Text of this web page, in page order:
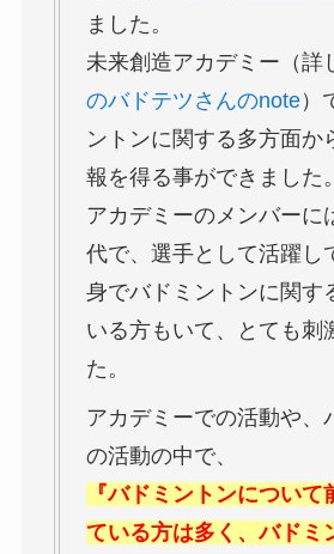
ました。
未来創造アカデミー（詳
のバドテツさんのnote）
ントンに関する多方面か
報を得る事ができました。
アカデミーのメンバーに
代で、選手として活躍し
身でバドミントンに関す
いる方もいて、とても刺
た。
アカデミーでの活動や、
の活動の中で、
『バドミントンについて
ている方は多く、バドミ